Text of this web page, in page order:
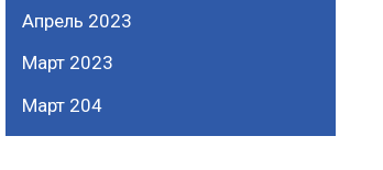
Апрель 2023
Март 2023
Март 204